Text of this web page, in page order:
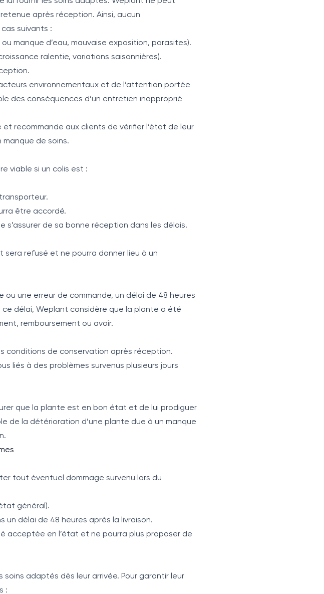
après réception. Ainsi, aucun
suivants :
manque d’eau, mauvaise exposition, parasites).
ralentie, variations saisonnières).
environnementaux et de l’attention portée
des conséquences d’un entretien inapproprié
recommande aux clients de vérifier l’état de leur
de soins.
viable si un colis est :
être accordé.
s’assurer de sa bonne réception dans les délais.
refusé et ne pourra donner lieu à un
une erreur de commande, un délai de 48 heures
délai, Weplant considère que la plante a été
remboursement ou avoir.
conditions de conservation après réception.
liés à des problèmes survenus plusieurs jours
que la plante est en bon état et de lui prodiguer
de la détérioration d’une plante due à un manque
tout éventuel dommage survenu lors du
général).
délai de 48 heures après la livraison.
acceptée en l’état et ne pourra plus proposer de
adaptés dès leur arrivée. Pour garantir leur
: